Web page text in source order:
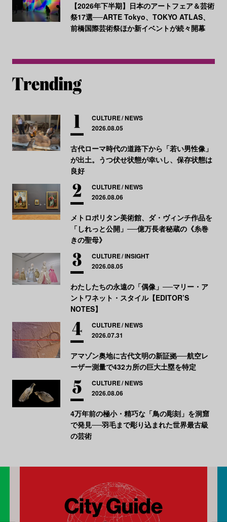
【2026年下半期】日本のアートフェア＆芸術
祭17選──ARTE Tokyo、TOKYO ATLAS、
前橋国際芸術祭ほか新イベントが続々開幕
CULTURE NEWS
2026.08.05
古代ローマ時代の道路下から「若い男性像」
が出土。うつ伏せ状態が幸いし、保存状態は
良好
CULTURE NEWS
2026.08.06
メトロポリタン美術館、ダ・ヴィンチ作品を
「しれっと公開」──億万長者秘蔵の《糸巻
きの聖母》
CULTURE INSIGHT
2026.08.05
わたしたちの永遠の「偶像」──マリー・ア
ントワネット・スタイル【EDITOR’S
NOTES】
CULTURE NEWS
2026.07.31
アマゾン奥地に古代文明の新証拠──航空レ
ーザー測量で432カ所の巨大土塁を特定
CULTURE NEWS
2026.08.06
4万年前の極小・精巧な「鳥の彫刻」を洞窟
で発見──羽毛まで彫り込まれた世界最古級
の芸術